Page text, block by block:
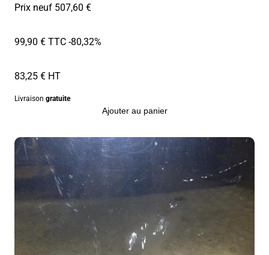
Prix neuf 507,60 €
99,90 € TTC-80,32%
83,25 € HT
Livraison gratuite
Ajouter au panier